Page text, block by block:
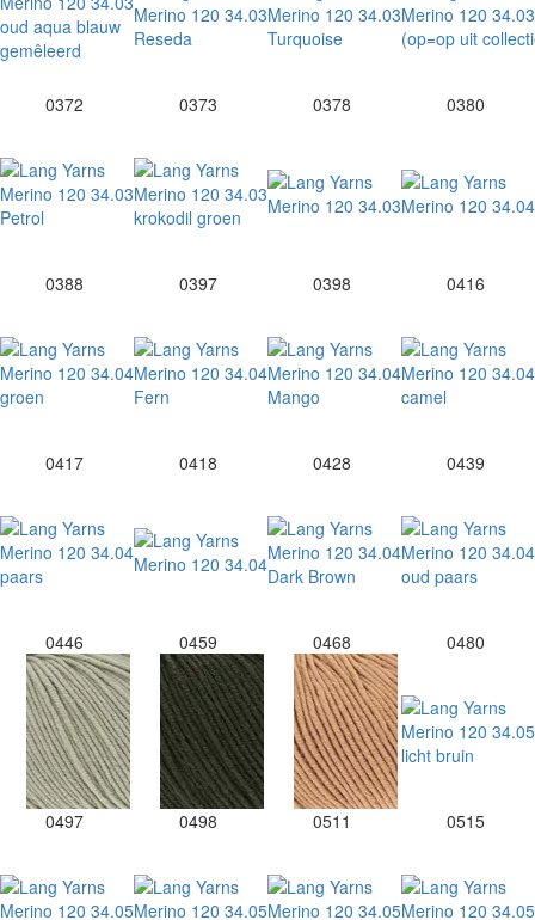
0372 0373 0378 0380
0388 0397 0398 0416
0417 0418 0428 0439
0446 0459 0468 0480
0497 0498 0511 0515